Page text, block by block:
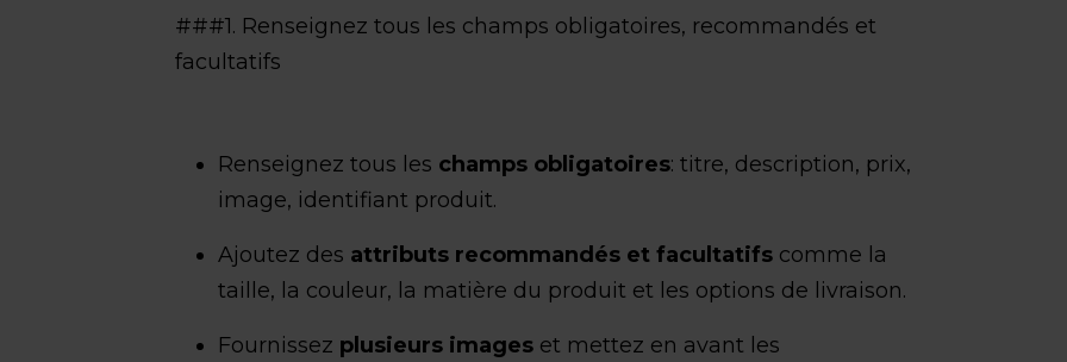
###1. Renseignez tous les champs obligatoires, recommandés et
facultatifs
Renseignez tous les champs obligatoires: titre, description, prix,
image, identifiant produit.
Ajoutez des attributs recommandés et facultatifs comme la
taille, la couleur, la matière du produit et les options de livraison.
Fournissez plusieurs images et mettez en avant les